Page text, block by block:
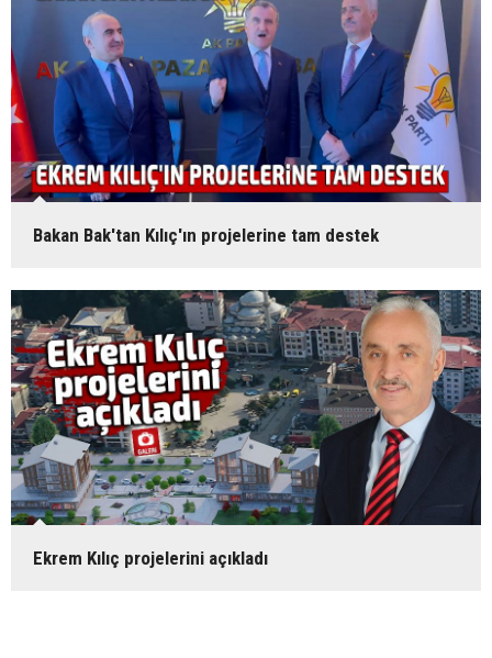
Bakan Bak'tan Kılıç'ın projelerine tam destek
Ekrem Kılıç projelerini açıkladı